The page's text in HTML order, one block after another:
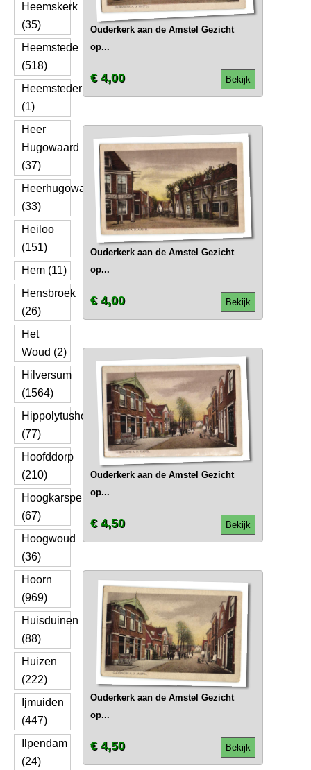
Heemskerk
(35)
Heemstede
(518)
Heemsteder
(1)
Heer
Hugowaard
(37)
Heerhugowaard
(33)
Heiloo
(151)
Hem (11)
Hensbroek
(26)
Het
Woud (2)
Hilversum
(1564)
Hippolytushoef
(77)
Hoofddorp
(210)
Hoogkarspel
(67)
Hoogwoud
(36)
Hoorn
(969)
Huisduinen
(88)
Huizen
(222)
Ijmuiden
(447)
Ilpendam
(24)
Ouderkerk aan de Amstel Gezicht
op...
Bekijk
€ 4,00
Ouderkerk aan de Amstel Gezicht
op...
Bekijk
€ 4,00
Ouderkerk aan de Amstel Gezicht
op...
Bekijk
€ 4,50
Ouderkerk aan de Amstel Gezicht
op...
Bekijk
€ 4,50